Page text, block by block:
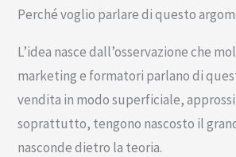
Perché voglio parlare di questo
L’idea nasce dall’osservazione che
marketing e formatori parlano di
vendita in modo superficiale,
soprattutto, tengono nascosto il
nasconde dietro la teoria.